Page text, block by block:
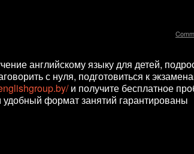
английскому языку для детей,
с нуля, подготовиться к
и получите бесплатное
формат занятий гарантированы